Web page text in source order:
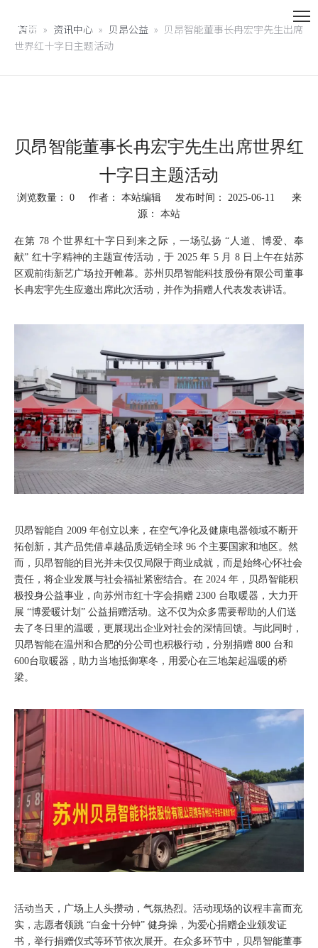
首页 » 资讯中心 » 贝昂公益 » 贝昂智能董事长冉宏宇先生出席
世界红十字日主题活动
贝昂智能董事长冉宏宇先生出席世界红
十字日主题活动
浏览数量： 0作者： 本站编辑 发布时间： 2025-06-11 来
源： 本站
["facebook","twitter","line","wechat","linkedin","pinterest","whatsapp"]
在第 78 个世界红十字日到来之际，一场弘扬 “人道、博爱、奉
献” 红十字精神的主题宣传活动，于 2025 年 5 月 8 日上午在姑苏
区观前街新艺广场拉开帷幕。苏州贝昂智能科技股份有限公司董事
长冉宏宇先生应邀出席此次活动，并作为捐赠人代表发表讲话。
贝昂智能自 2009 年创立以来，在空气净化及健康电器领域不断开
拓创新，其产品凭借卓越品质远销全球 96 个主要国家和地区。然
而，贝昂智能的目光并未仅仅局限于商业成就，而是始终心怀社会
责任，将企业发展与社会福祉紧密结合。在 2024 年，贝昂智能积
极投身公益事业，向苏州市红十字会捐赠 2300 台取暖器，大力开
展 “博爱暖计划” 公益捐赠活动。这不仅为众多需要帮助的人们送
去了冬日里的温暖，更展现出企业对社会的深情回馈。与此同时，
贝昂智能在温州和合肥的分公司也积极行动，分别捐赠 800 台和
600台取暖器，助力当地抵御寒冬，用爱心在三地架起温暖的桥
梁。
活动当天，广场上人头攒动，气氛热烈。活动现场的议程丰富而充
实，志愿者领跳 “白金十分钟” 健身操，为爱心捐赠企业颁发证
书，举行捐赠仪式等环节依次展开。在众多环节中，贝昂智能董事